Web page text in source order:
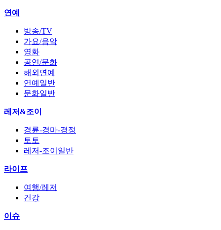
연예
방송/TV
가요/음악
영화
공연/문화
해외연예
연예일반
문화일반
레저&조이
경륜-경마-경정
토토
레저-조이일반
라이프
여행/레저
건강
이슈